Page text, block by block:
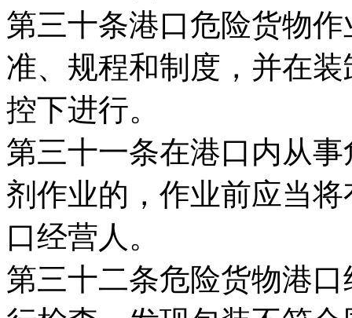
第三十条港口危险货物
准、规程和制度，并在
控下进行。
第三十一条在港口内从
剂作业的，作业前应当
口经营人。
第三十二条危险货物港